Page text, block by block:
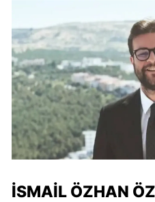
İSMAIL ÖZHAN